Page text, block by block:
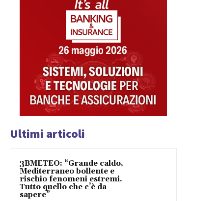
Ultimi articoli
3BMETEO: “Grande caldo,
Mediterraneo bollente e
rischio fenomeni estremi.
Tutto quello che c’è da
sapere”